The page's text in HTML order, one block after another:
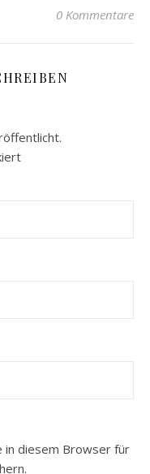
0 Kommentare
in diesem Browser für